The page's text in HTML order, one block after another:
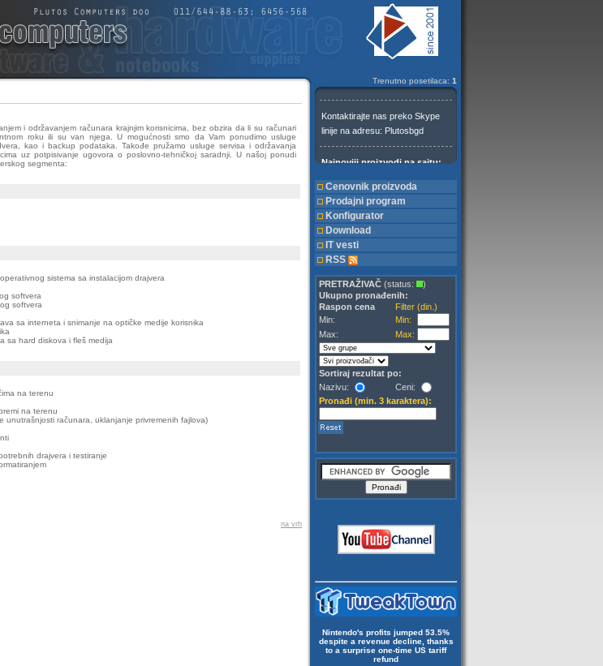
Trenutno posetilaca: 1
i održavanjem računara krajnjim korisnicima, bez obzira da li su računari
roku ili su van njega. U mogućnosti smo da Vam ponudimo usluge
kao i backup podataka. Takođe pružamo usluge servisa i održavanja
uz potpisivanje ugovora o poslovno-tehničkoj saradnji. U našoj ponudi
segmenta:
sistema sa instalacijom drajvera
softvera
softvera
sa interneta i snimanje na optičke medije korisnika
sa hard diskova i fleš medija
na terenu
na terenu
unutrašnjosti računara, uklanjanje privremenih fajlova)
drajvera i testiranje
na vrh
Cenovnik proizvoda
Prodajni program
Konfigurator
Download
IT vesti
RSS
PRETRAŽIVAČ (status:
)
Ukupno pronađenih:
Raspon cena
Filter (din.)
Min:
Min:
Max:
Max:
Sortiraj rezultat po:
Nazivu:
Ceni:
Pronađi (min. 3 karaktera):
Nintendo's profits jumped 53.5%
despite a revenue decline, thanks
to a surprise one-time US tariff
refund